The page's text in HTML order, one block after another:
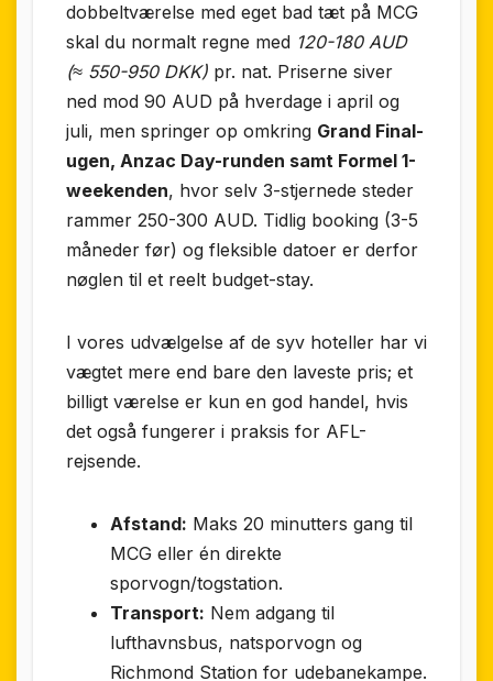
dobbeltværelse med eget bad tæt på MCG
skal du normalt regne med 120-180 AUD
(≈ 550-950 DKK) pr. nat. Priserne siver
ned mod 90 AUD på hverdage i april og
juli, men springer op omkring Grand Final-
ugen, Anzac Day-runden samt Formel 1-
weekenden, hvor selv 3-stjernede steder
rammer 250-300 AUD. Tidlig booking (3-5
måneder før) og fleksible datoer er derfor
nøglen til et reelt budget-stay.
I vores udvælgelse af de syv hoteller har vi
vægtet mere end bare den laveste pris; et
billigt værelse er kun en god handel, hvis
det også fungerer i praksis for AFL-
rejsende.
Afstand: Maks 20 minutters gang til
MCG eller én direkte
sporvogn/togstation.
Transport: Nem adgang til
lufthavnsbus, natsporvogn og
Richmond Station for udebanekampe.